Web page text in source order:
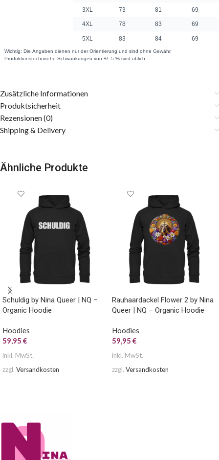
Zusätzliche Informationen
Produktsicherheit
Rezensionen (0)
Shipping & Delivery
Ähnliche Produkte
Schuldig by Nina Queer | NQ –
Organic Hoodie
Hoodies
59,95 €
inkl. MwSt.
zzgl. Versandkosten
Rauhaardackel Flower 2 by Nina
Queer | NQ – Organic Hoodie
Hoodies
59,95 €
inkl. MwSt.
zzgl. Versandkosten